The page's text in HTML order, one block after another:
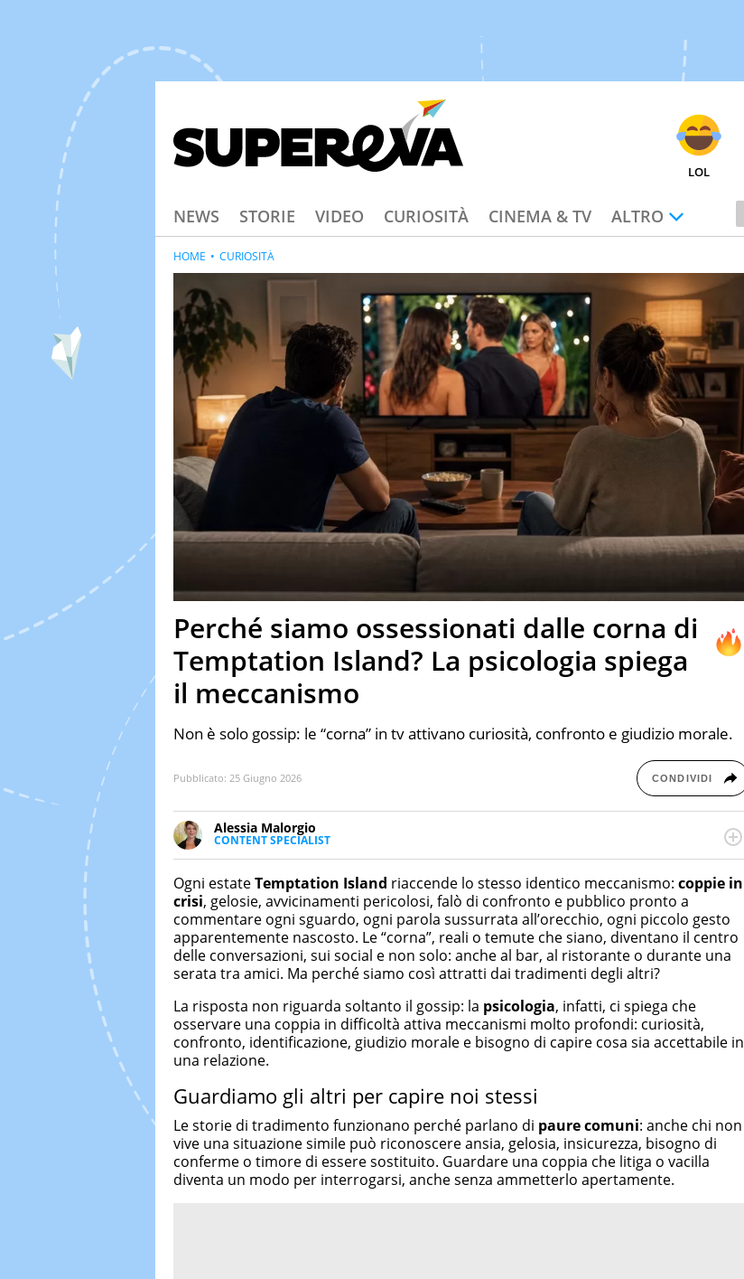
LOL
NEWS STORIE VIDEO CURIOSITÀ CINEMA & TV ALTRO
Perché siamo ossessionati dalle corna di
Temptation Island? La psicologia spiega
il meccanismo
Non è solo gossip: le “corna” in tv attivano curiosità, confronto e giudizio morale.
Pubblicato: 25 Giugno 2026 CONDIVIDI
Alessia Malorgio
CONTENT SPECIALIST
Ha conseguito un Master in Marketing Management e Google Digital Training su
di strategie marketing attraverso canali digitali.
HOME CURIOSITÀ
Ogni estateTemptation Island riaccende lo stesso identico meccanismo: coppie in
crisi, gelosie, avvicinamenti pericolosi, falò di confronto e pubblico pronto a
commentare ogni sguardo, ogni parola sussurrata all’orecchio, ogni piccolo gesto
apparentemente nascosto. Le “corna”, reali o temute che siano, diventano il centro
delle conversazioni, sui social e non solo: anche al bar, al ristorante o durante una
serata tra amici. Ma perché siamo così attratti dai tradimenti degli altri?
La risposta non riguarda soltanto il gossip: la psicologia, infatti, ci spiega che
osservare una coppia in difficoltà attiva meccanismi molto profondi: curiosità,
confronto, identificazione, giudizio morale e bisogno di capire cosa sia accettabile in
una relazione.
Guardiamo gli altri per capire noi stessi
Le storie di tradimento funzionano perché parlano di paure comuni: anche chi non
vive una situazione simile può riconoscere ansia, gelosia, insicurezza, bisogno di
conferme o timore di essere sostituito. Guardare una coppia che litiga o vacilla
diventa un modo per interrogarsi, anche senza ammetterlo apertamente.